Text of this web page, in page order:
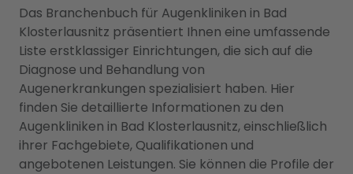
Das Branchenbuch für Augenkliniken in Bad
Klosterlausnitz präsentiert Ihnen eine umfassende
Liste erstklassiger Einrichtungen, die sich auf die
Diagnose und Behandlung von
Augenerkrankungen spezialisiert haben. Hier
finden Sie detaillierte Informationen zu den
Augenkliniken in Bad Klosterlausnitz, einschließlich
ihrer Fachgebiete, Qualifikationen und
angebotenen Leistungen. Sie können die Profile der